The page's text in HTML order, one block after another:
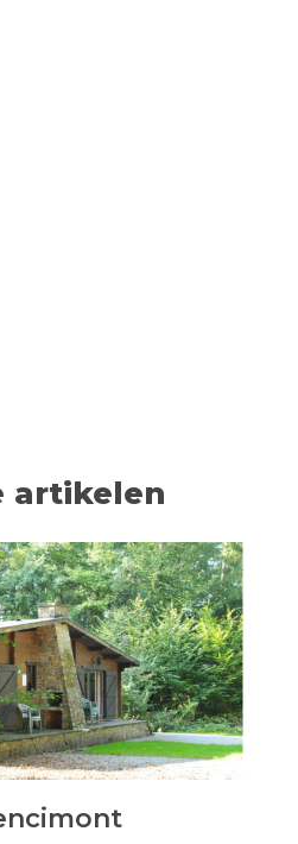
artikelen